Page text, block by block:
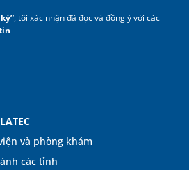
và phòng khám
các tỉnh
, tôi xác nhận đã đọc và đồng ý với các